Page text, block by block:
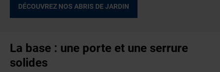
DÉCOUVREZ NOS ABRIS DE JARDIN
La base : une porte et une serrure
solides